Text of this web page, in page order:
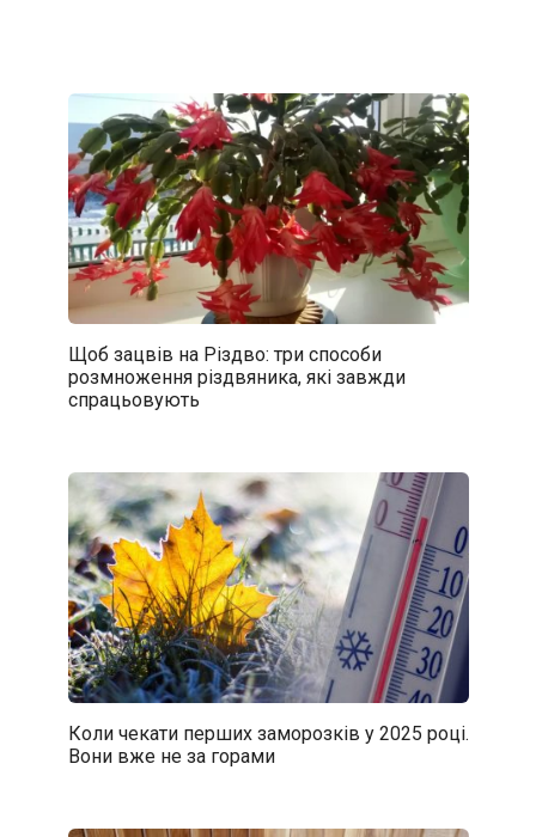
Щоб зацвів на Різдво: три способи
розмноження різдвяника, які завжди
спрацьовують
Коли чекати перших заморозків у 2025 році.
Вони вже не за горами